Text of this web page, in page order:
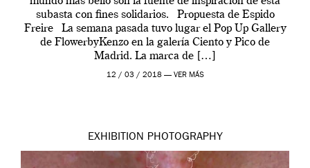
subasta con fines solidarios. Propuesta de Espido
Freire La semana pasada tuvo lugar el Pop Up Gallery
de FlowerbyKenzo en la galería Ciento y Pico de
Madrid. La marca de […]
12 / 03 / 2018 — VER MÁS
EXHIBITION PHOTOGRAPHY